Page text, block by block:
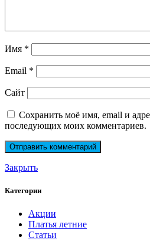
Имя *
Email *
Сайт
Сохранить моё имя, email и
последующих моих комментариев.
Закрыть
Категории
Акции
Платья летние
Статьи